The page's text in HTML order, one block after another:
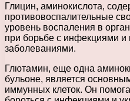
Глицин, аминокислота,
противовоспалительные
уровень воспаления в
при борьбе с инфекциями и
заболеваниями.
Глютамин, еще одна
бульоне, является
иммунных клеток. Он